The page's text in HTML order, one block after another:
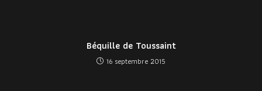
Béquille de Toussaint
16 septembre 2015